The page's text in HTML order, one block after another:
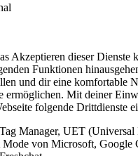
Akzeptieren dieser Dienste
Funktionen
und dir eine komfortable
ermöglichen. Mit deiner
folgende Drittdienste
Manager, UET
Mode von Microsoft, Google